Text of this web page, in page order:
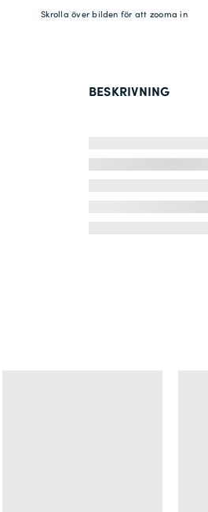
Skrolla över bilden för att zooma in
BESKRIVNING